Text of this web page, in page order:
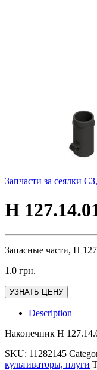
Запчасти за сеялки
Н
Запасные части, Н
1.0 грн.
УЗНАТЬ ЦЕНУ
Description
Наконечник Н
SKU: 11282145
культиваторы, плуги